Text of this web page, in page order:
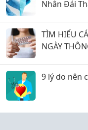
Nhân Đái
TÌM HIỂU
NGÀY
9 lý do nên